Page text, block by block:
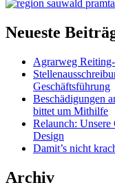
Neueste
Agrarweg
Geschäftsführung
Beschädigungen
bittet um Mithilfe
Relaunch: Unsere
Design
Damit’s nicht
Archiv